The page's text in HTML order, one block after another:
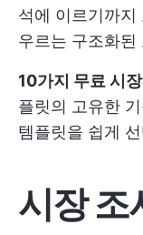
석에 이르기까
우르는 구조화
10가지 무료 시
플릿의 고유한
템플릿을 쉽게
시장 조